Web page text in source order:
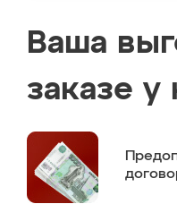
Ваша
заказе у